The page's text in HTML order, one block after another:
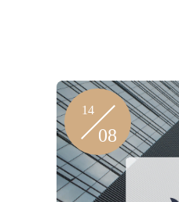
14
08